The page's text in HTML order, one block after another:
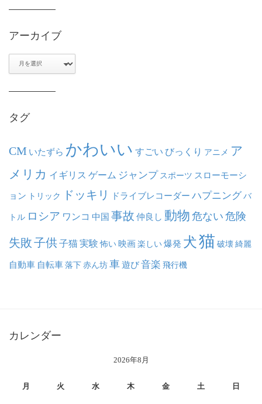
アーカイブ
タグ
CM いたずら かわいい すごい びっくり アニメ ア
メリカ イギリス ゲーム ジャンプ スポーツ スローモーシ
ョン トリック ドッキリ ドライブレコーダー ハプニング バ
トル ロシア ワンコ 中国 事故 仲良し 動物 危ない 危険
失敗子供子猫実験 怖い映画楽しい爆発 犬猫 破壊綺麗
自動車 自転車落下赤ん坊車遊び音楽 飛行機
カレンダー
2026年8月
月 火 水 木 金 土 日